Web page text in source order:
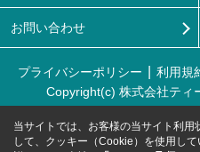
お問い合わせ
プライバシーポリシー 利用規
Copyright(c) 株式会社ティ
当サイトでは、お客様の当サイト利用
して、クッキー（Cookie）を使用して